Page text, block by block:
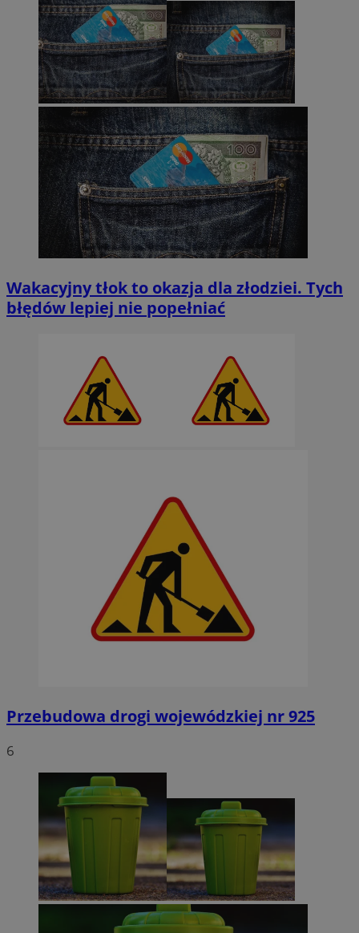
Wakacyjny tłok to okazja dla złodziei. Tych
błędów lepiej nie popełniać
Przebudowa drogi wojewódzkiej nr 925
6